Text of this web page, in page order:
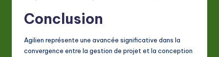
Conclusion
Agilien représente une avancée significative dans la
convergence entre la gestion de projet et la conception